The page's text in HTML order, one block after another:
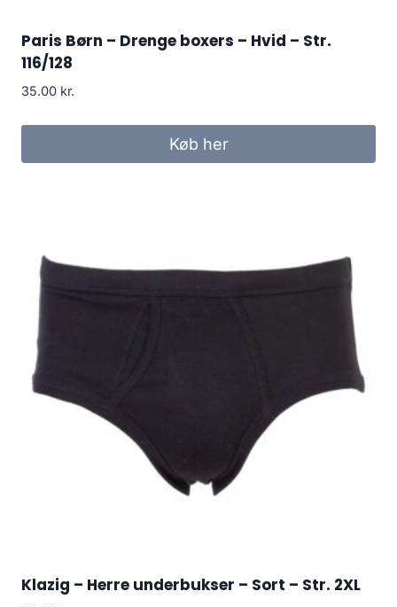
Paris Børn – Drenge boxers – Hvid – Str.
116/128
35.00 kr.
Køb her
Klazig – Herre underbukser – Sort – Str. 2XL